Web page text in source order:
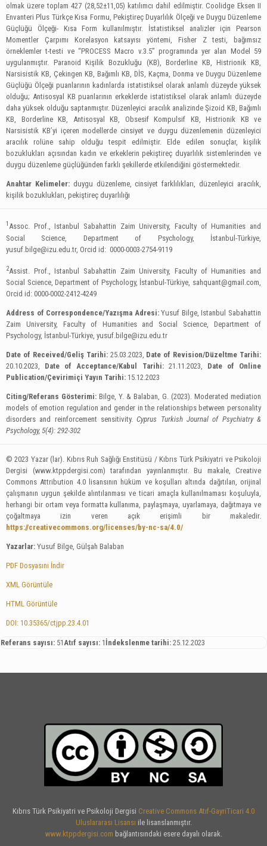
olmak üzere toplam 427 (28,52±11,05) katılımcı dahil edilmiştir. Coolidge Eksen II
Envanteri Plus Türkçe Kısa Formu, Pekiştireç Duyarlılık Ölçeği ve Duygu Düzenleme
Güçlüğü Ölçeği- Kısa Form kullanılmıştır. İstatistiksel analizler için Pearson
Momentler Çarpımı Korelasyon katsayısı yöntemi, Fisher Z testi, bağımsız
örneklemler t-testi ve “PROCESS Macro v.3.5” programında yer alan Model 59
uygulanmıştır. Paranoid Kişilik Bozukluğu (KB), Borderline KB, Histrionik KB,
Narsisistik KB, Çekingen KB, Bağımlı KB, DİS, Kaçma, Donma ve Duygu Düzenleme
Güçlüğü Ölçeği puanlarının kadınlarda istatistiksel olarak anlamlı düzeyde yüksek
olduğu; Antisosyal KB puanlarının erkeklerde istatistiksel olarak anlamlı düzeyde
daha yüksek olduğu saptanmıştır. Düzenleyici aracılık analizinde Şizoid KB, Bağımlı
KB, Borderline KB, Antisosyal KB, Obsesif Kompulsif KB, Histrionik KB ve
Narsisistik KB’yi içeren modellerde cinsiyet ve duygu düzenlemenin düzenleyici
aracılık rolüne sahip olduğu tespit edilmiştir. Elde edilen sonuçlar, kişilik
bozuklukları açısından kadın ve erkeklerin pekiştireç duyarlılık sistemlerinden ve
duygu düzenleme güçlüğünden farklı şekillerde etkilendiğini göstermektedir.
Anahtar Kelimeler:duygu düzenleme, cinsiyet farklılıkları, düzenleyici aracılık,
kişilik bozuklukları, pekiştireç duyarlılığı
1 Assoc. Prof., Istanbul Sabahattin Zaim University, Faculty of Humanities and
Social Science, Department of Psychology, İstanbul-Türkiye,
yusuf.bilge@izu.edu.tr, Orcid id: 0000-0003-2754-9119
2Assist. Prof., Istanbul Sabahattin Zaim University, Faculty of Humanities and
Social Science, Department of Psychology, İstanbul-Türkiye, sahquant@gmail.com
Orcid id: ‪0000-0002-2412-4249
Address of Correspondence/Yazışma Adresi:Yusuf Bilge, Istanbul Sabahattin
Zaim University, Faculty of Humanities and Social Science, Department of
Psychology, İstanbul-Türkiye, yusuf.bilge@izu.edu.tr
Date of Received/Geliş Tarihi: 25.03.2023, Date of Revision/Düzeltme Tarihi:
20.10.2023, Date of Acceptance/Kabul Tarihi: 21.11.2023, Date of Online
Publication/Çevirimiçi Yayın Tarihi: 15.12.2023
Citing/Referans Gösterimi: Bilge, Y. & Balaban, G. (2023). Moderated mediation
models of emotion regulation and gender in the relationships between personality
disorders and reinforcement sensitivity.Cyprus Turkish Journal of Psychiatry &
Psychology, 5(4): 292-302
© 2023 Yazar (lar). Kıbrıs Ruh Sağlığı Enstitüsü / Kıbrıs Türk Psikiyatri ve Psikoloji
Dergisi (www.ktppdergisi.com) tarafından yayınlanmıştır. Bu makale, Creative
Commons Attribution 4.0 lisansının hüküm ve koşulları altında dağıtılan, orijinal
çalışmanın uygun şekilde alıntılanması ve ticari amaçla kullanılmaması koşuluyla,
herhangi bir ortam veya formatta kullanıma, paylaşmaya, uyarlamaya, dağıtmaya ve
çoğaltmaya izin veren açık erişimli bir makaledir.
https://creativecommons.org/licenses/by-nc-sa/4.0/
Yazarlar: Yusuf Bilge, Gülşah Balaban
PDF Dosyasını İndir
XML Görüntüle
HTML Görüntüle
DOI: 10.35365/ctjpp.23.4.01
Referans sayısı: 51 Atıf sayısı: 1 İndekslenme tarihi: 25.12.2023
Kıbrıs Türk Psikiyatri ve Psikoloji Dergisi Creative Commons Atıf-GayriTicari 4.0
Uluslararası Lisansı ile lisanslanmıştır.
www.ktppdergisi.com bağlantısındaki esere dayalı olarak.